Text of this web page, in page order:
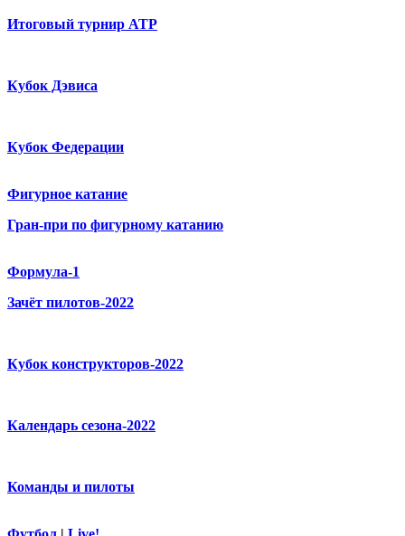
Итоговый турнир ATP
Кубок Дэвиса
Кубок Федерации
Фигурное катание
Гран-при по фигурному катанию
Формула-1
Зачёт пилотов-2022
Кубок конструкторов-2022
Календарь сезона-2022
Команды и пилоты